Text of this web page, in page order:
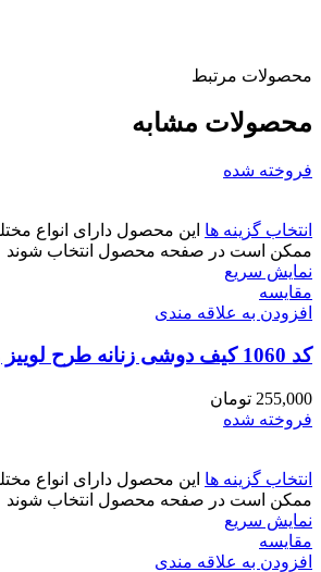
محصولات مرتبط
محصولات مشابه
فروخته شده
انتخاب گزینه ها این محصول دارای انواع
ممکن است در صفحه محصول انتخاب شوند
نمایش سریع
مقايسه
افزودن به علاقه مندی
کد 1060 کیف دوشی زنانه طرح لوییز ویتون
255,000 تومان
فروخته شده
انتخاب گزینه ها این محصول دارای انواع
ممکن است در صفحه محصول انتخاب شوند
نمایش سریع
مقايسه
افزودن به علاقه مندی